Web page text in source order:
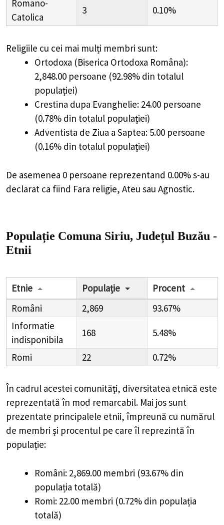
Romano-
Catolica
3 0.10%
Religiile cu cei mai mulți membri sunt:
Ortodoxa (Biserica Ortodoxa Româna):
2,848.00 persoane (92.98% din totalul
populației)
Crestina dupa Evanghelie: 24.00 persoane
(0.78% din totalul populației)
Adventista de Ziua a Saptea: 5.00 persoane
(0.16% din totalul populației)
De asemenea 0 persoane reprezentand 0.00% s-au
declarat ca fiind Fara religie, Ateu sau Agnostic.
Populație Comuna Siriu, Județul Buzău -
Etnii
Etnie Populație
Procent
Români
2,869
93.67%
Informatie
indisponibila
168 5.48%
Romi 22 0.72%
În cadrul acestei comunități, diversitatea etnică este
reprezentată în mod remarcabil. Mai jos sunt
prezentate principalele etnii, împreună cu numărul
de membri și procentul pe care îl reprezintă în
populație:
Români: 2,869.00 membri (93.67% din
populația totală)
Romi: 22.00 membri (0.72% din populația
totală)